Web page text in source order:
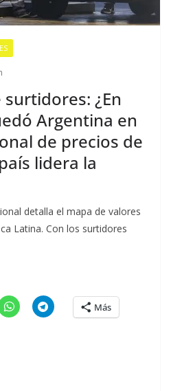
¿En
Argentina en
de precios de
lidera la
detalla el mapa de valores
Latina. Con los surtidores
Más